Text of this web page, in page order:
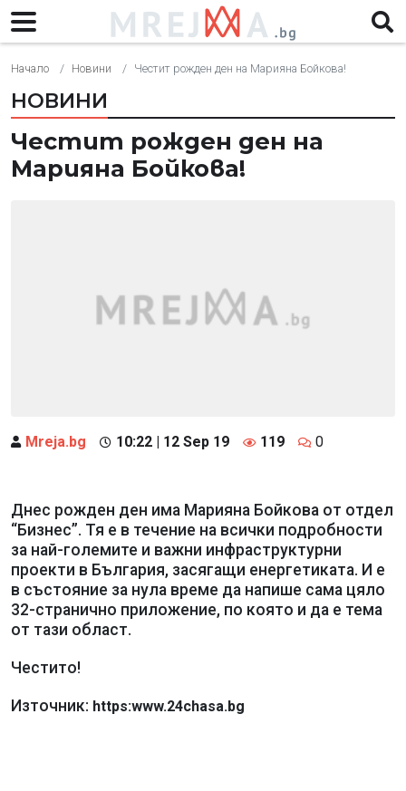
Начало Новини Честит рожден ден на Марияна Бойкова!
НОВИНИ
Честит рожден ден на
Марияна Бойкова!
Mreja.bg 10:22 | 12 Sep 19 119 0
Днес рожден ден има Марияна Бойкова от отдел
“Бизнес”. Тя е в течение на всички подробности
за най-големите и важни инфраструктурни
проекти в България, засягащи енергетиката. И е
в състояние за нула време да напише сама цяло
32-странично приложение, по която и да е тема
от тази област.
Честито!
Източник: https:www.24chasa.bg